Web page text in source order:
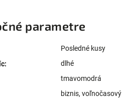
parametre
Posledné kusy
:
dlhé
tmavomodrá
biznis, voľnočasový